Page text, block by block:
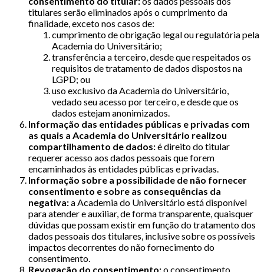
titulares serão eliminados após o cumprimento da
finalidade, exceto nos casos de:
cumprimento de obrigação legal ou regulatória pela
Academia do Universitário;
transferência a terceiro, desde que respeitados os
requisitos de tratamento de dados dispostos na
LGPD; ou
uso exclusivo da Academia do Universitário,
vedado seu acesso por terceiro, e desde que os
dados estejam anonimizados.
Informação das entidades públicas e privadas com
as quais a Academia do Universitário realizou
compartilhamento de dados:é direito do titular
requerer acesso aos dados pessoais que forem
encaminhados às entidades públicas e privadas.
Informação sobre a possibilidade de não fornecer
consentimento e sobre as consequências da
negativa:a Academia do Universitário está disponível
para atender e auxiliar, de forma transparente, quaisquer
dúvidas que possam existir em função do tratamento dos
dados pessoais dos titulares, inclusive sobre os possíveis
impactos decorrentes do não fornecimento do
consentimento.
Revogação do consentimento:o consentimento